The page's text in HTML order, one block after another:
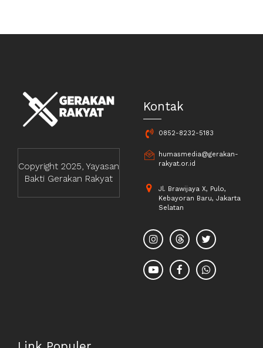
Copyright 2025, Yayasan
Bakti Gerakan Rakyat
Kontak
0852-8232-5183
humasmedia@gerakan-
rakyat.or.id
Jl. Brawijaya X, Pulo,
Kebayoran Baru, Jakarta
Selatan